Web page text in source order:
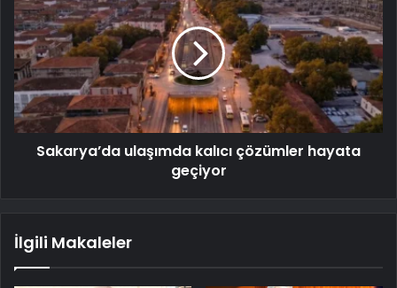
Sakarya’da ulaşımda kalıcı çözümler hayata
geçiyor
İlgili Makaleler